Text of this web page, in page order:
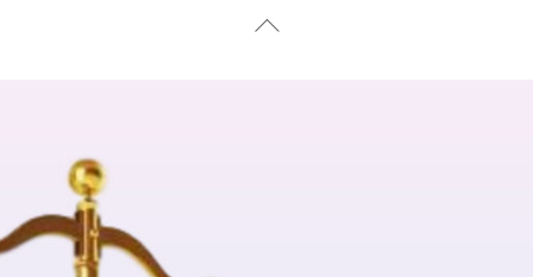
Back